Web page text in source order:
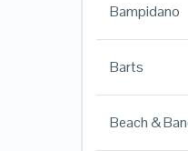
Bampidano
Barts
Beach &